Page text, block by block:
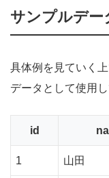
サンプルデー
具体例を見ていく
データとして使用し
id
1 山田